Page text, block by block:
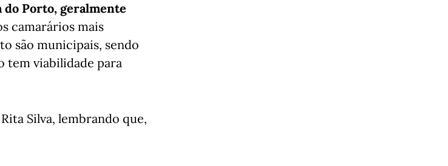
do Porto, geralmente
camarários mais
são municipais, sendo
tem viabilidade para
Silva, lembrando que,